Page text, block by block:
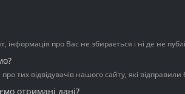
про Вас не збирається і ні де не
тих відвідувачів нашого сайту, які
отримані дані?